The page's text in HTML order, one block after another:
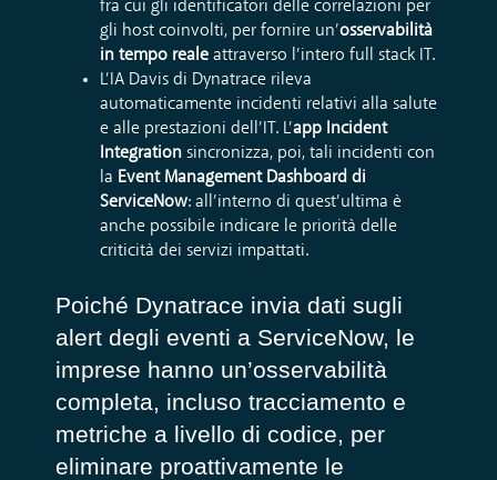
fra cui gli identificatori delle correlazioni per
gli host coinvolti, per fornire un’osservabilità
in tempo realeattraverso l’intero full stack IT.
L’IA Davis di Dynatrace rileva
automaticamente incidenti relativi alla salute
e alle prestazioni dell’IT. L’app Incident
Integration sincronizza, poi, tali incidenti con
la Event Management Dashboard di
ServiceNow: all’interno di quest’ultima è
anche possibile indicare le priorità delle
criticità dei servizi impattati.
Poiché Dynatrace invia dati sugli
alert degli eventi a ServiceNow, le
imprese hanno un’osservabilità
completa, incluso tracciamento e
metriche a livello di codice, per
eliminare proattivamente le